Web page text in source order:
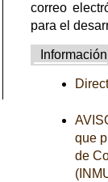
correo
para el
Información
que
de